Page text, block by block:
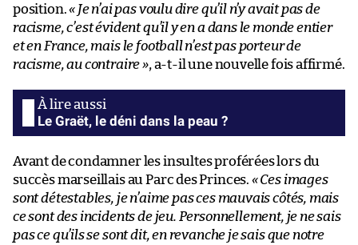
position.« Je n’ai pas voulu dire qu’il n’y avait pas de
racisme, c’est évident qu’il y en a dans le monde entier
et en France, mais le football n’est pas porteur de
racisme, au contraire », a-t-il une nouvelle fois affirmé.
Le Graët, le déni dans la peau ?
Avant de condamner les insultes proférées lors du
succès marseillais au Parc des Princes. « Ces images
sont détestables, je n’aime pas ces mauvais côtés, mais
ce sont des incidents de jeu. Personnellement, je ne sais
pas ce qu’ils se sont dit, en revanche je sais que notre